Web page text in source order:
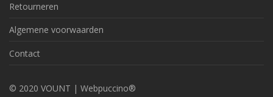
Retourneren
Algemene voorwaarden
Contact
© 2020 VOUNT | Webpuccino®